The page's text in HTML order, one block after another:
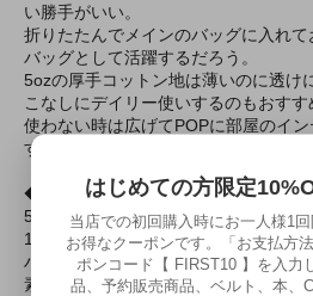
い勝手がいい。
折りたたんでメインのバッグに入れ
バッグとして活躍するだろう。
5ozの厚手コットン地は薄いのに透け
こなしにデイリー使いするのもおすす
使わない時は広げてPOPに部屋のイ
するといった使い方も。
◆仕様
5ozの厚手コットン地で仕立てている
15cmの折りたたみマチが付いていて
ハンドルは長さ66cmで肩掛けも可能。
素材：綿100%、生地：5ozコットン
はじめての方限定
当店での初回購入時にお一人様1
お得なクーポンです。「お支払方
ポンコード【 FIRST10 】を入力
品、予約販売商品、ベルト、本、